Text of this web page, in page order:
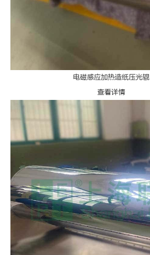
电磁感应加热造纸压光辊
查看详情